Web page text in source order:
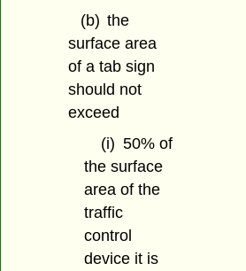
(b) the
surface area
of a tab sign
should not
exceed
(i) 50% of
the surface
area of the
traffic
control
device it is